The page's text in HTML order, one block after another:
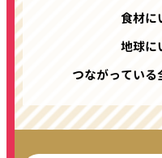
⾷材に
地球に
つながっている